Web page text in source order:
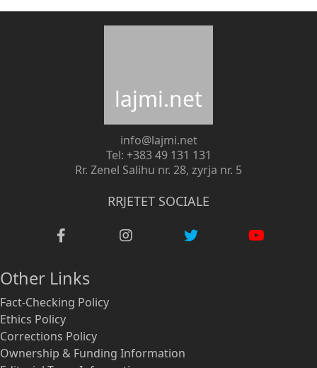
lajmi.net
info@lajmi.net
Tel: +383 49 131 131
Rr. Zenel Salihu nr. 28, zyrja nr. 5
RRJETET SOCIALE
Other Links
Fact-Checking Policy
Ethics Policy
Corrections Policy
Ownership & Funding Information